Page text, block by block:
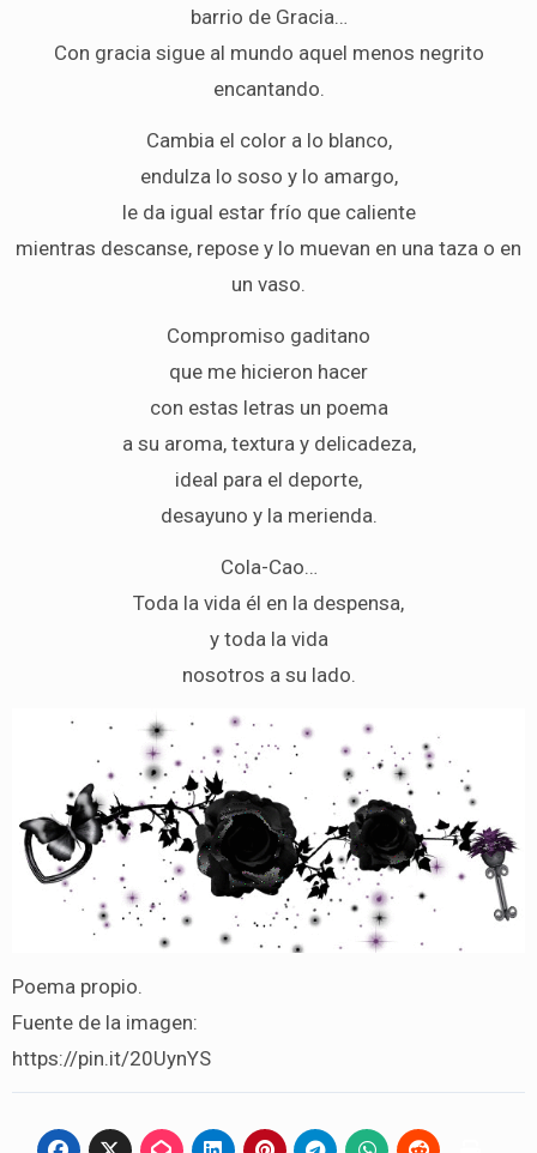
barrio de Gracia…
Con gracia sigue al mundo aquel menos negrito
encantando.
Cambia el color a lo blanco,
endulza lo soso y lo amargo,
le da igual estar frío que caliente
mientras descanse, repose y lo muevan en una taza o en
un vaso.
Compromiso gaditano
que me hicieron hacer
con estas letras un poema
a su aroma, textura y delicadeza,
ideal para el deporte,
desayuno y la merienda.
Cola-Cao…
Toda la vida él en la despensa,
y toda la vida
nosotros a su lado.
Poema propio.
Fuente de la imagen:
https://pin.it/20UynYS